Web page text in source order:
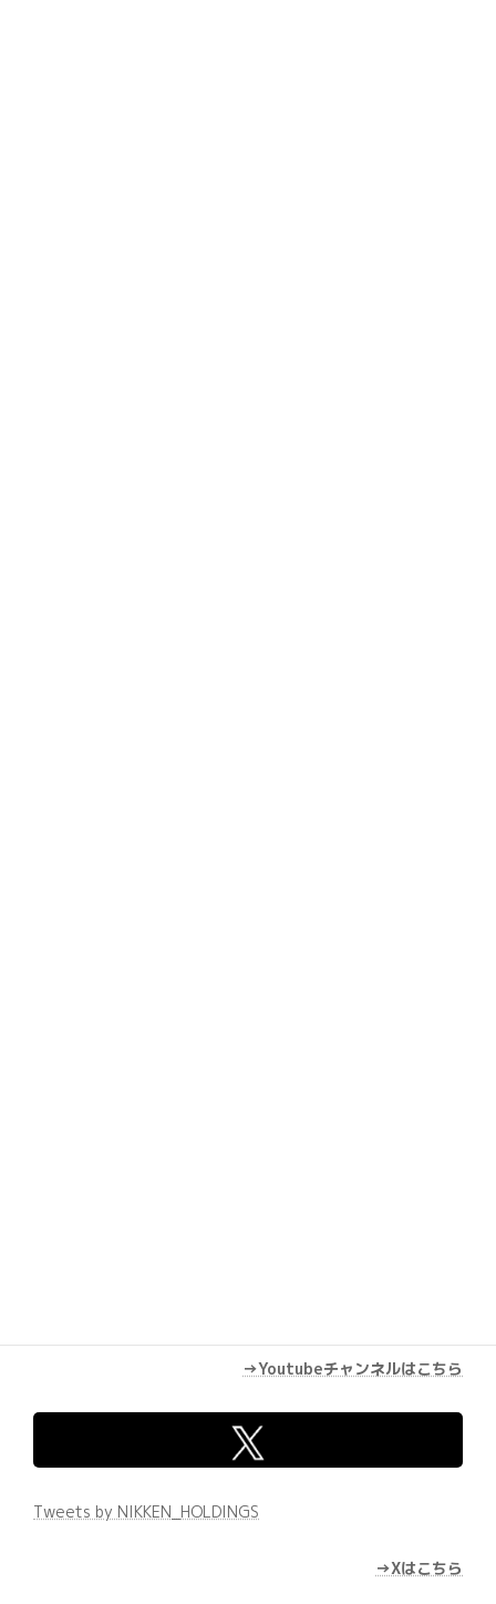
→Youtubeチャンネルはこちら
Tweets by NIKKEN_HOLDINGS
→Xはこちら